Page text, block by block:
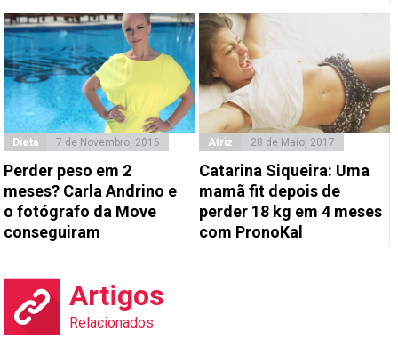
Dieta 7 de Novembro, 2016
Perder peso em 2
meses? Carla Andrino e
o fotógrafo da Move
conseguiram
Atriz 28 de Maio, 2017
Catarina Siqueira: Uma
mamã fit depois de
perder 18 kg em 4 meses
com PronoKal
Artigos
Relacionados